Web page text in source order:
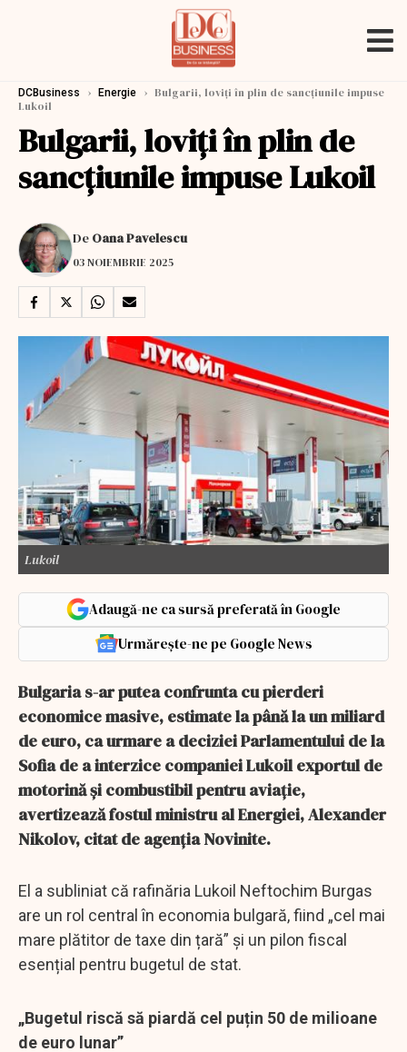
DCBusiness › Energie › Bulgarii, loviți în plin de sancțiunile impuse
Lukoil
Bulgarii, loviți în plin de
sancțiunile impuse Lukoil
De Oana Pavelescu
03 NOIEMBRIE 2025
Lukoil
Adaugă-ne ca sursă preferată în Google
Urmărește-ne pe Google News
Bulgaria s-ar putea confrunta cu pierderi
economice masive, estimate la până la un miliard
de euro, ca urmare a deciziei Parlamentului de la
Sofia de a interzice companiei Lukoil exportul de
motorină și combustibil pentru aviație,
avertizează fostul ministru al Energiei, Alexander
Nikolov, citat de agenția Novinite.
El a subliniat că rafinăria Lukoil Neftochim Burgas
are un rol central în economia bulgară, fiind „cel mai
mare plătitor de taxe din țară” și un pilon fiscal
esențial pentru bugetul de stat.
„Bugetul riscă să piardă cel puțin 50 de milioane
de euro lunar”